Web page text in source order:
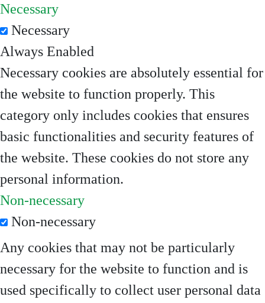
Necessary
Necessary
Always Enabled
Necessary cookies are absolutely essential for
the website to function properly. This
category only includes cookies that ensures
basic functionalities and security features of
the website. These cookies do not store any
personal information.
Non-necessary
Non-necessary
Any cookies that may not be particularly
necessary for the website to function and is
used specifically to collect user personal data